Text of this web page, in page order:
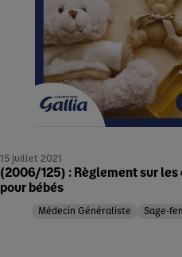
15 juillet 2021
(2006/125) : Règlement sur
pour bébés
Médecin Généraliste Sage-